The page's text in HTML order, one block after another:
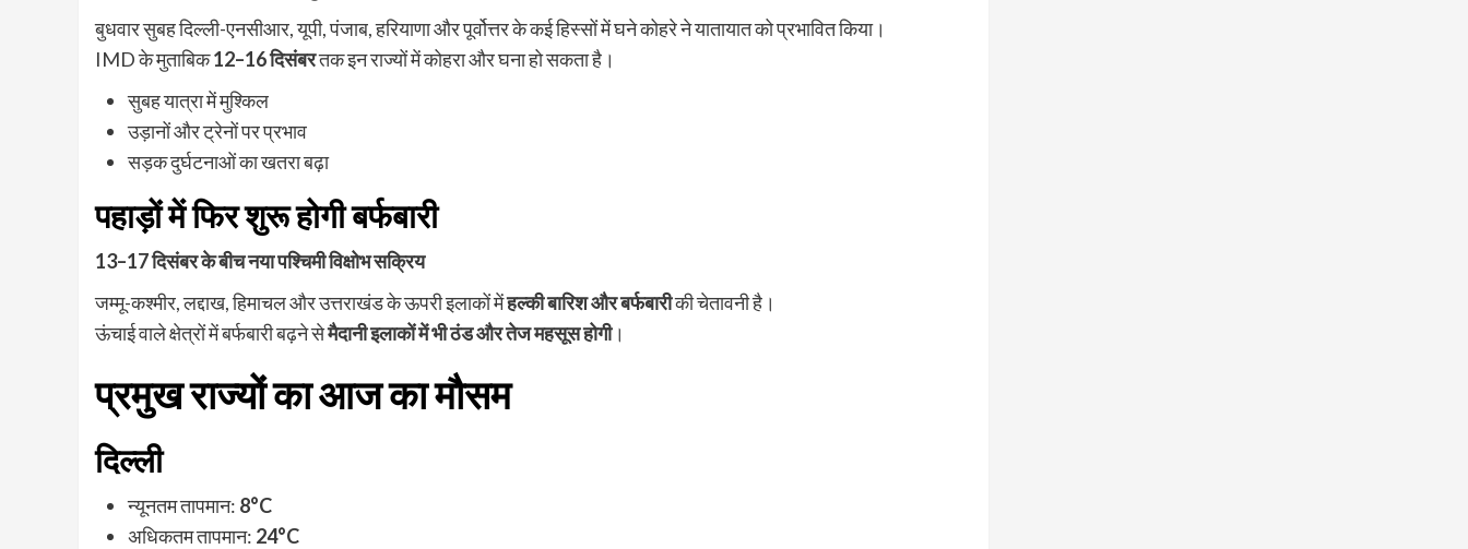
बुधवार सुबह दिल्ली-एनसीआर, यूपी, पंजाब, हरियाणा और पूर्वोत्तर के कई हिस्सों में घने कोहरे ने यातायात को प्रभावित किया।
IMD के मुताबिक12–16 दिसंबरतक इन राज्यों में कोहरा और घना हो सकता है।
सुबह यात्रा में मुश्किल
उड़ानों और ट्रेनों पर प्रभाव
सड़क दुर्घटनाओं का खतरा बढ़ा
पहाड़ों में फिर शुरू होगी बर्फबारी
13–17 दिसंबर के बीच नया पश्चिमी विक्षोभ सक्रिय
जम्मू-कश्मीर, लद्दाख, हिमाचल और उत्तराखंड के ऊपरी इलाकों मेंहल्की बारिश और बर्फबारीकी चेतावनी है।
ऊंचाई वाले क्षेत्रों में बर्फबारी बढ़ने सेमैदानी इलाकों में भी ठंड और तेज महसूस होगी।
प्रमुख राज्यों का आज का मौसम
दिल्ली
न्यूनतम तापमान: 8°C
अधिकतम तापमान: 24°C